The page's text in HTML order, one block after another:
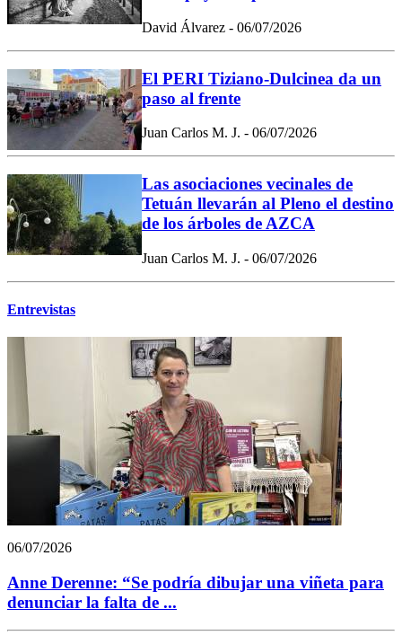
David Álvarez - 06/07/2026
El PERI Tiziano-Dulcinea da un
paso al frente
Juan Carlos M. J. - 06/07/2026
Las asociaciones vecinales de
Tetuán llevarán al Pleno el destino
de los árboles de AZCA
Juan Carlos M. J. - 06/07/2026
Entrevistas
06/07/2026
Anne Derenne: “Se podría dibujar una viñeta para
denunciar la falta de ...